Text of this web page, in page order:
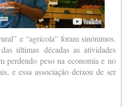
e “agrícola” foram sinónimos.
últimas décadas as atividades
perdendo peso na economia e no
e essa associação deixou de ser